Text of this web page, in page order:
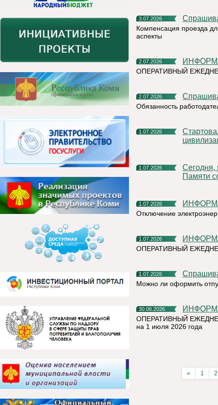
3.07.2026
Компенсация проезда
аспекты
2.07.2026
ОПЕРАТИВНЫЙ
2.07.2026
Обязанность
1.07.2026
Стартовал X Международный фотоконкурс «Русская
1.07.2026
Сегодня, в День ветеранов боевых действий, в Сквере
Памяти
1.07.2026
Отключение
1.07.2026
ОПЕРАТИВНЫЙ
1.07.2026
Можно ли оформить
30.06.2026
ОПЕРАТИВНЫЙ
на 1 июля 2026 года
« 1 2